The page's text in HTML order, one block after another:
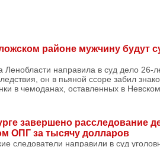
районе мужчину будут
Ленобласти направила в суд дело 26-
он в пьяной ссоре забил
в чемоданах, оставленных в
завершено расследование
ОПГ за тысячу долларов
следователи направили в суд